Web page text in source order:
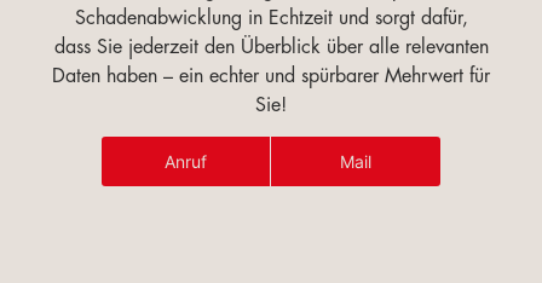
Schadenabwicklung in Echtzeit und sorgt dafür,
dass Sie jederzeit den Überblick über alle relevanten
Daten haben – ein echter und spürbarer Mehrwert für
Sie!
Anruf Mail